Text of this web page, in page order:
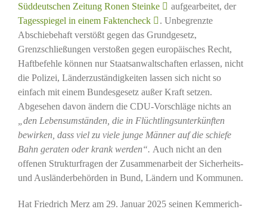
Süddeutschen Zeitung Ronen Steinke
aufgearbeitet, der
Tagesspiegel in einem Faktencheck
. Unbegrenzte
Abschiebehaft verstößt gegen das Grundgesetz,
Grenzschließungen verstoßen gegen europäisches Recht,
Haftbefehle können nur Staatsanwaltschaften erlassen, nicht
die Polizei, Länderzuständigkeiten lassen sich nicht so
einfach mit einem Bundesgesetz außer Kraft setzen.
Abgesehen davon ändern die CDU-Vorschläge nichts an
„den Lebensumständen, die in Flüchtlingsunterkünften
bewirken, dass viel zu viele junge Männer auf die schiefe
Bahn geraten oder krank werden“. Auch nicht an den
offenen Strukturfragen der Zusammenarbeit der Sicherheits-
und Ausländerbehörden in Bund, Ländern und Kommunen.
Hat Friedrich Merz am 29. Januar 2025 seinen Kemmerich-